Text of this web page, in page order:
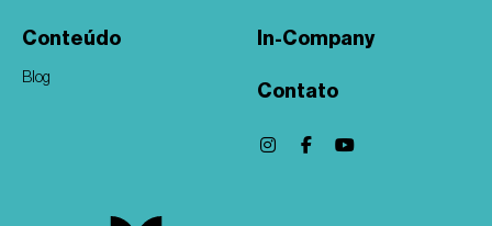
Conteúdo
Blog
In-Company
Contato